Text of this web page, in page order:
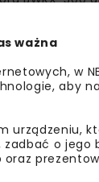
ds.
ważna
w
aby
urządzeniu,
o jego